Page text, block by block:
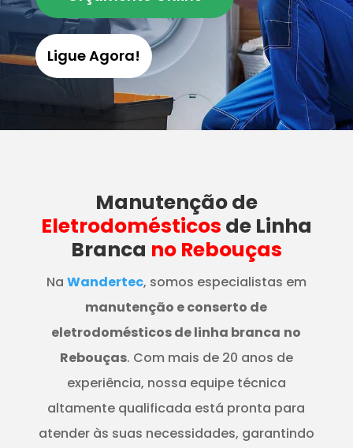
Ligue Agora!
Manutençãode
Eletrodomésticos de Linha
Branca no Rebouças
Na Wandertec, somos especialistas em
manutenção e conserto de
eletrodomésticos de linha branca no
Rebouças. Com mais de 20 anos de
experiência, nossa equipe técnica
altamente qualificada está pronta para
atender às suas necessidades, garantindo